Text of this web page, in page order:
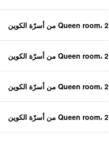
Queen room، 2 من أسرّة الكوين
Queen room، 2 من أسرّة الكوين
Queen room، 2 من أسرّة الكوين
Queen room، 2 من أسرّة الكوين